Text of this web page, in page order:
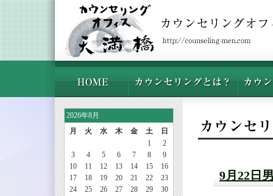
2026年8月
月
火 水 木 金 土
日
1
2
3
4 5 6 7 8
9
10
11 12 13 14 15
16
17
18 19 20 21 22
23
24
25 26 27 28 29
30
9月22日